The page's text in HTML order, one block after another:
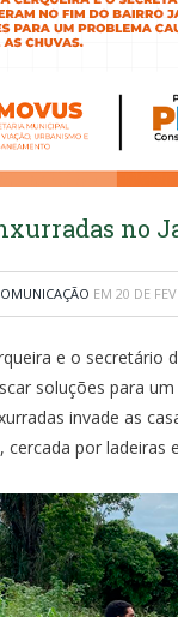
no
EM 20 DE
e o secretário
soluções para
invade as
por ladeiras